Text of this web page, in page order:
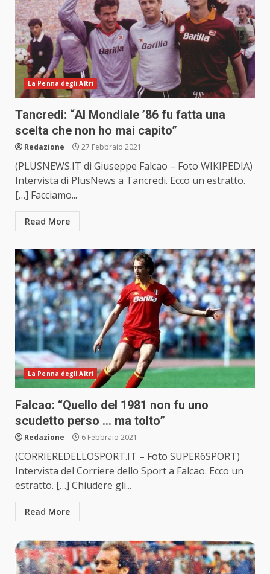
La Penna degli Altri
Tancredi: “Al Mondiale ’86 fu fatta una
scelta che non ho mai capito”
Redazione 27 Febbraio 2021
(PLUSNEWS.IT di Giuseppe Falcao – Foto WIKIPEDIA)
Intervista di PlusNews a Tancredi. Ecco un estratto.
[…] Facciamo...
Read More
La Penna degli Altri
Falcao: “Quello del 1981 non fu uno
scudetto perso … ma tolto”
Redazione 6 Febbraio 2021
(CORRIEREDELLOSPORT.IT – Foto SUPER6SPORT)
Intervista del Corriere dello Sport a Falcao. Ecco un
estratto. […] Chiudere gli...
Read More